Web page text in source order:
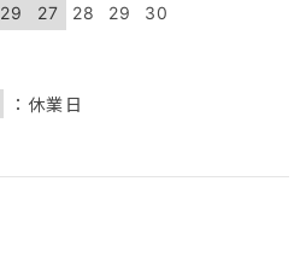
29
27
28 29 30
：休業日